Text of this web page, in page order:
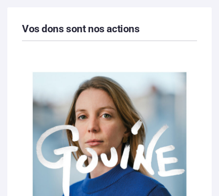
Vos dons sont nos actions